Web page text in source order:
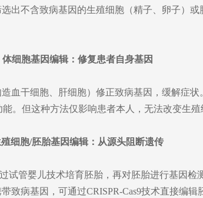
出不含致病基因的生殖细胞（精子、卵子）
体细胞基因编辑：修复患者自身基因
血干细胞、肝细胞）修正致病基因，缓解症
。但这种方法仅影响患者本人，无法改变生殖
细胞/胚胎基因编辑：从源头阻断遗传
试管婴儿技术培育胚胎，再对胚胎进行基因检
致病基因，可通过CRISPR-Cas9技术直接编辑